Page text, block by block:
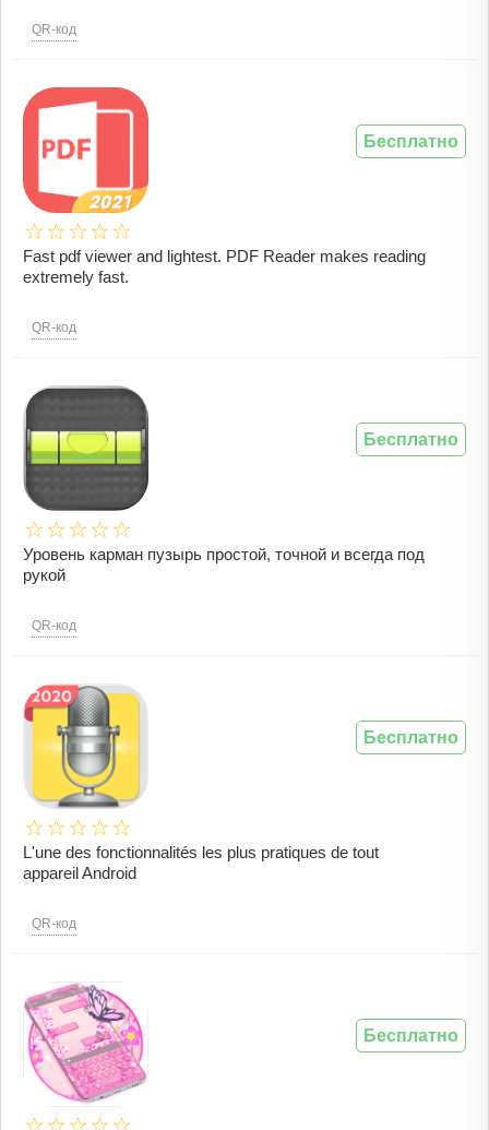
QR-код
Fast pdf viewer and lightest. PDF Reader makes reading
extremely fast.
QR-код
Бесплатно
Уровень карман пузырь простой, точной и всегда под
рукой
QR-код
Бесплатно
L'une des fonctionnalités les plus pratiques de tout
appareil Android
QR-код
Бесплатно
Бесплатно